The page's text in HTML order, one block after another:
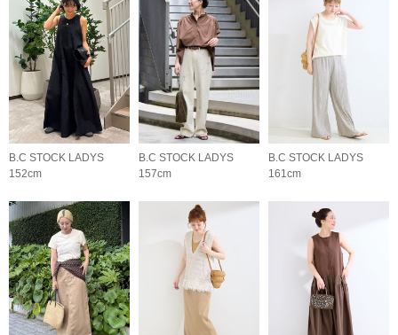
B.C STOCK LADYS
152cm
B.C STOCK LADYS
157cm
B.C STOCK LADYS
161cm